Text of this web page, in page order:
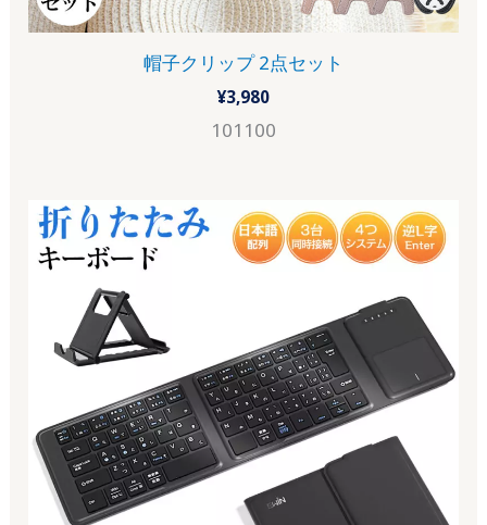
帽子クリップ 2点セット
¥3,980
101100